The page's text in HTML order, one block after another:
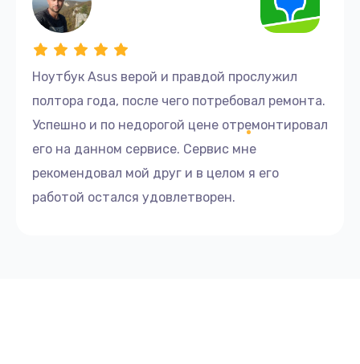
Увеличение оперативной памяти
1100 руб.
Заказать
Замена разъема HDMI
600 руб.
Ноутбук Asus верой и правдой прослужил
полтора года, после чего потребовал ремонта.
Успешно и по недорогой цене отремонтировал
его на данном сервисе. Сервис мне
рекомендовал мой друг и в целом я его
работой остался удовлетворен.